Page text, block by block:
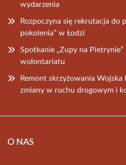
wydarzenia
Rozpoczyna się rekrutacja do
pokolenia” w Łodzi
Spotkanie „Zupy na
wolontariatu
Remont skrzyżowania
zmiany w ruchu drogowym i
O NAS